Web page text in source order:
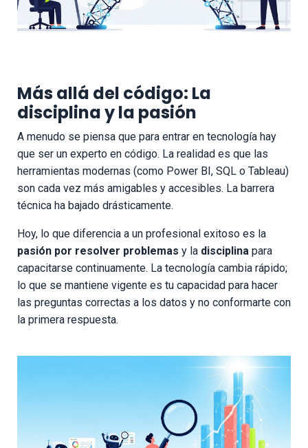
Más allá del código: La
disciplina y la pasión
A menudo se piensa que para entrar en tecnología hay
que ser un experto en código. La realidad es que las
herramientas modernas (como Power BI, SQL o Tableau)
son cada vez más amigables y accesibles. La barrera
técnica ha bajado drásticamente.
Hoy, lo que diferencia a un profesional exitoso es la
pasión por resolver problemas y la disciplina para
capacitarse continuamente. La tecnología cambia rápido;
lo que se mantiene vigente es tu capacidad para hacer
las preguntas correctas a los datos y no conformarte con
la primera respuesta.